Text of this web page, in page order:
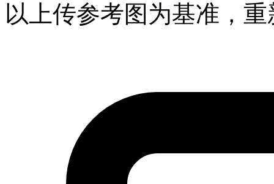
以上传参考图为基准，